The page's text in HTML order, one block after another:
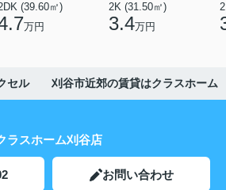
(39.60㎡)
万円
2K (31.50㎡)
3.4万円
セル 刈谷市近郊の賃貸はクラスホーム
ラスホーム刈谷店
お問い合わせ